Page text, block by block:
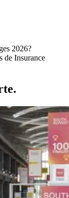
2026?
de Insurance